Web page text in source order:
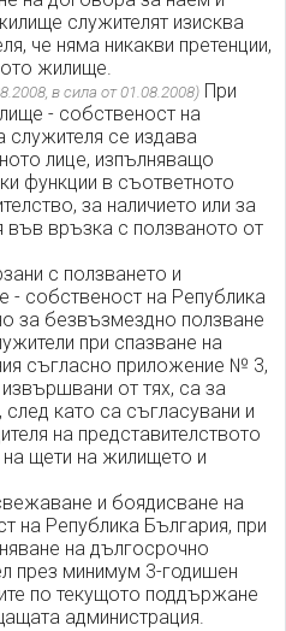
служителят изисква
че няма никакви претенции,
жилище.
в сила от 01.08.2008) При
- собственост на
служителя се издава
лице, изпълняващо
функции в съответното
за наличието или за
във връзка с ползваното от
с ползването и
- собственост на Република
за безвъзмездно ползване
при спазване на
съгласно приложение № 3,
от тях, са за
след като са съгласувани и
на представителството
на щети на жилището и
и боядисване на
на Република България, при
на дългосрочно
през минимум 3-годишен
по текущото поддържане
администрация.